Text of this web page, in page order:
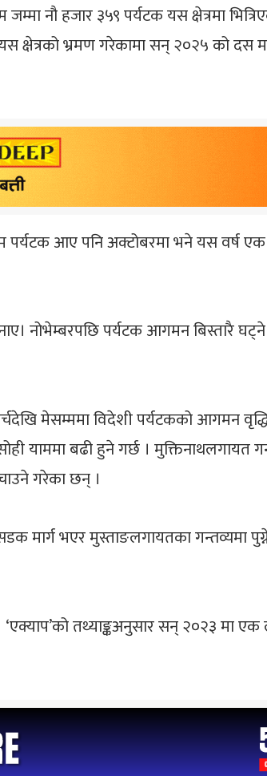
नौ हजार ३५९ पर्यटक यस क्षेत्रमा
भ्रमण गरेकामा सन् २०२५ को दस
आए पनि अक्टोबरमा भने यस वर्ष
नोभेम्बरपछि पर्यटक आगमन बिस्तारै
मार्चदेखि मेसम्ममा विदेशी पर्यटकको आगमन
याममा बढी हुने गर्छ । मुक्तिनाथलगायत
गरेका छन् ।
सडक मार्ग भएर मुस्ताङलगायतका
‘एक्याप’को तथ्याङ्कअनुसार सन् २०२३ मा